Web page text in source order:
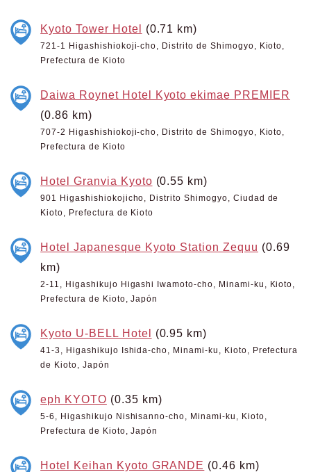
Kyoto Tower Hotel (0.71 km)
721-1 Higashishiokoji-cho, Distrito de Shimogyo, Kioto,
Prefectura de Kioto
Daiwa Roynet Hotel Kyoto ekimae PREMIER
(0.86 km)
707-2 Higashishiokoji-cho, Distrito de Shimogyo, Kioto,
Prefectura de Kioto
Hotel Granvia Kyoto (0.55 km)
901 Higashishiokojicho, Distrito Shimogyo, Ciudad de
Kioto, Prefectura de Kioto
Hotel Japanesque Kyoto Station Zequu (0.69
km)
2-11, Higashikujo Higashi Iwamoto-cho, Minami-ku, Kioto,
Prefectura de Kioto, Japón
Kyoto U-BELL Hotel (0.95 km)
41-3, Higashikujo Ishida-cho, Minami-ku, Kioto, Prefectura
de Kioto, Japón
eph KYOTO (0.35 km)
5-6, Higashikujo Nishisanno-cho, Minami-ku, Kioto,
Prefectura de Kioto, Japón
Hotel Keihan Kyoto GRANDE (0.46 km)